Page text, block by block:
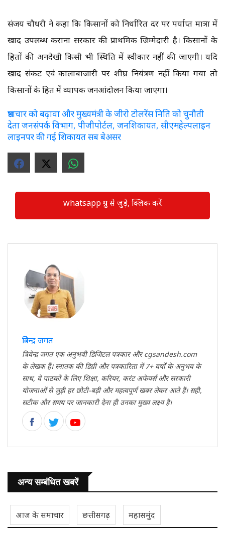
संजय चौधरी ने कहा कि किसानों को निर्धारित दर पर पर्याप्त मात्रा में
खाद उपलब्ध कराना सरकार की प्राथमिक जिम्मेदारी है। किसानों के
हितों की अनदेखी किसी भी स्थिति में स्वीकार नहीं की जाएगी। यदि
खाद संकट एवं कालाबाजारी पर शीघ्र नियंत्रण नहीं किया गया तो
किसानों के हित में व्यापक जनआंदोलन किया जाएगा।
भ्रष्टाचार को बढ़ावा और मुख्यमंत्री के जीरो टोलरेंस निति को चुनौती
देता जनसंपर्क विभाग, पीजीपोर्टल, जनशिकायत, सीएमहेल्पलाइन
लाइनपर की गई शिकायत सब बेअसर
whatsapp ग्रुप से जुड़े, क्लिक करें
त्रिवेन्द्र जगत
त्रिवेन्द्र जगत एक अनुभवी डिजिटल पत्रकार और cgsandesh.com
के लेखक हैं। स्नातक की डिग्री और पत्रकारिता में 7+ वर्षों के अनुभव के
साथ, वे पाठकों के लिए शिक्षा, करियर, करंट अफेयर्स और सरकारी
योजनाओं से जुड़ी हर छोटी-बड़ी और महत्वपूर्ण खबर लेकर आते हैं। सही,
सटीक और समय पर जानकारी देना ही उनका मुख्य लक्ष्य है।
अन्य सम्बंधित खबरें
आज के समाचार छत्तीसगढ़ महासमुंद